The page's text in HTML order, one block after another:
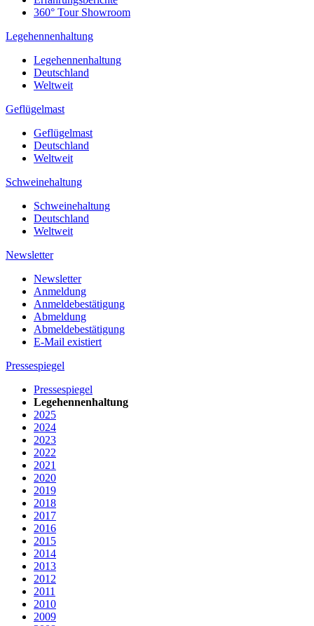
360° Tour Showroom
Legehennenhaltung
Legehennenhaltung
Deutschland
Weltweit
Geflügelmast
Geflügelmast
Deutschland
Weltweit
Schweinehaltung
Schweinehaltung
Deutschland
Weltweit
Newsletter
Newsletter
Anmeldung
Anmeldebestätigung
Abmeldung
Abmeldebestätigung
E-Mail existiert
Pressespiegel
Pressespiegel
Legehennenhaltung
2025
2024
2023
2022
2021
2020
2019
2018
2017
2016
2015
2014
2013
2012
2011
2010
2009